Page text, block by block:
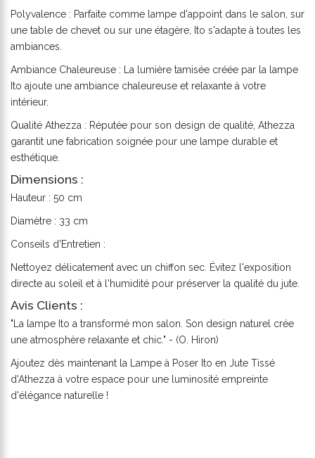
Polyvalence : Parfaite comme lampe d'appoint dans le salon, sur
une table de chevet ou sur une étagère, Ito s'adapte à toutes les
ambiances.
Ambiance Chaleureuse : La lumière tamisée créée par la lampe
Ito ajoute une ambiance chaleureuse et relaxante à votre
intérieur.
Qualité Athezza : Réputée pour son design de qualité, Athezza
garantit une fabrication soignée pour une lampe durable et
esthétique.
Dimensions :
Hauteur : 50 cm
Diamètre : 33 cm
Conseils d'Entretien :
Nettoyez délicatement avec un chiffon sec. Évitez l'exposition
directe au soleil et à l'humidité pour préserver la qualité du jute.
Avis Clients :
"La lampe Ito a transformé mon salon. Son design naturel crée
une atmosphère relaxante et chic." - (O. Hiron)
Ajoutez dès maintenant la Lampe à Poser Ito en Jute Tissé
d'Athezza à votre espace pour une luminosité empreinte
d'élégance naturelle !